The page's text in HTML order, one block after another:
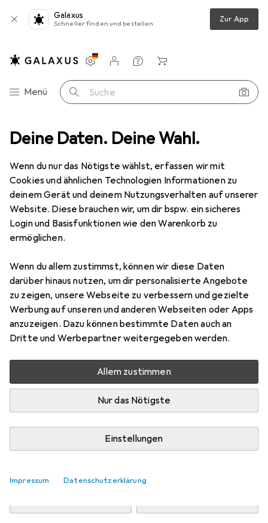
Deine Daten. Deine Wahl.
Wenn du nur das Nötigste wählst, erfassen wir mit
Cookies und ähnlichen Technologien Informationen zu
deinem Gerät und deinem Nutzungsverhalten auf unserer
Website. Diese brauchen wir, um dir bspw. ein sicheres
Login und Basisfunktionen wie den Warenkorb zu
ermöglichen.
Wenn du allem zustimmst, können wir diese Daten
darüber hinaus nutzen, um dir personalisierte Angebote
zu zeigen, unsere Webseite zu verbessern und gezielte
Werbung auf unseren und anderen Webseiten oder Apps
anzuzeigen. Dazu können bestimmte Daten auch an
Dritte und Werbepartner weitergegeben werden.
Allem zustimmen
Nur das Nötigste
Einstellungen
Impressum Datenschutzerklärung
Galaxus
Schneller finden und bestellen Zur App
Navigation nach Kategorien
Menü Suche
Einstellungen
Kundenkonto
Vergleichslisten
Merklisten
Warenkorb
Smartphone Schutzfolie Dipos Displayschutzfolie Antireflex
6 Bilder
DiposDisplayschutzfolie Antireflex
Preis in EUR inkl. MwSt.
EUR
5,99
Bewertungen Marke
Mehr von Dipos
Di, 11.8. geliefert
Mehr als 10 Stück an Lager beim Drittanbieter
Lieferort angeben für genaue Lieferzeit